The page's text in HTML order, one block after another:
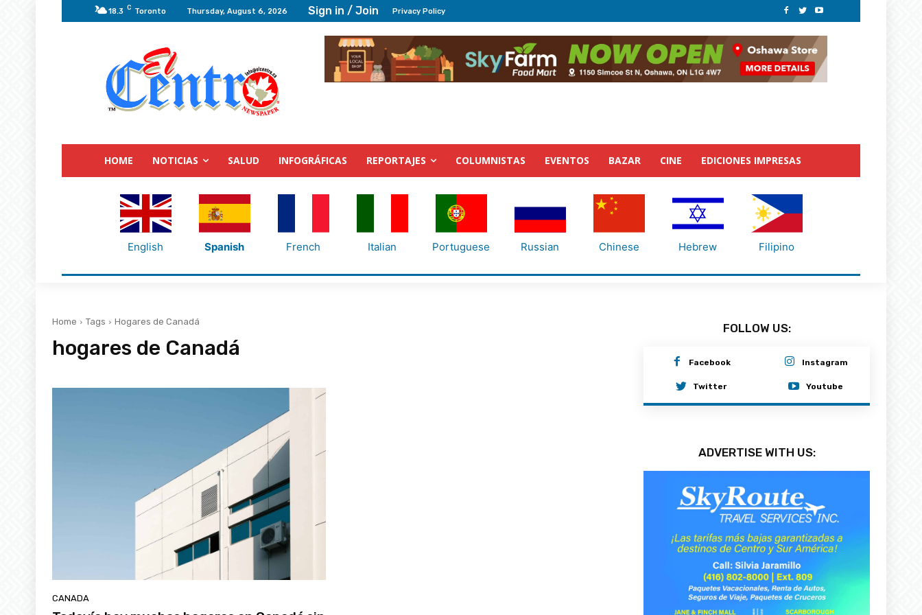
18.3 C Toronto Thursday, August 6, 2026 Sign in / Join Privacy Policy
HOME NOTICIAS SALUD INFOGRÁFICAS REPORTAJES COLUMNISTAS EVENTOS BAZAR CINE EDICIONES IMPRESAS
English Spanish French Italian Portuguese Russian Chinese Hebrew Filipino
Home Tags Hogares de Canadá
hogares de Canadá
CANADA
FOLLOW US:
Facebook Instagram
Twitter Youtube
ADVERTISE WITH US: